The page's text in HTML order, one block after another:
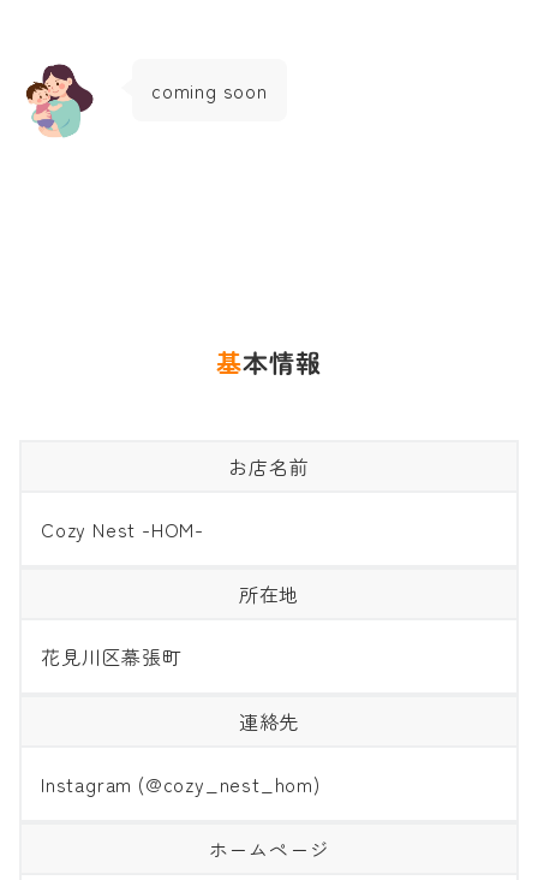
coming soon
基本情報
お店名前
Cozy Nest -HOM-
所在地
花見川区幕張町
連絡先
Instagram (@cozy_nest_hom)
ホームページ